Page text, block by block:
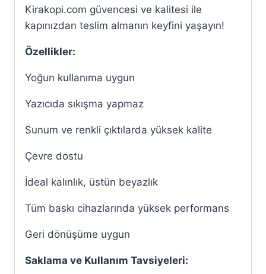
Kirakopi.com güvencesi ve kalitesi ile
kapınızdan teslim almanın keyfini yaşayın!
Özellikler:
Yoğun kullanıma uygun
Yazıcıda sıkışma yapmaz
Sunum ve renkli çıktılarda yüksek kalite
Çevre dostu
İdeal kalınlık, üstün beyazlık
Tüm baskı cihazlarında yüksek performans
Geri dönüşüme uygun
Saklama ve Kullanım Tavsiyeleri: